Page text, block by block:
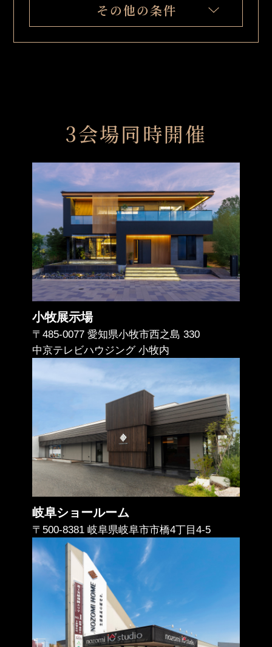
その他の条件
3会場同時開催
小牧展示場
〒485-0077 愛知県小牧市西之島 330
中京テレビハウジング 小牧内
岐阜ショールーム
〒500-8381 岐阜県岐阜市市橋4丁目4-5